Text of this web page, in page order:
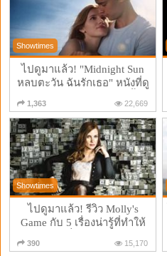
Showtimes
ไปดูมาแล้ว! "Midnight Sun
หลบตะวัน ฉันรักเธอ" หนังที่ดู
1,363 22,669
Showtimes
ไปดูมาแล้ว! รีวิว Molly's
Game กับ 5 เรื่องน่ารู้ที่ทำให้
ยล์)
390 15,170